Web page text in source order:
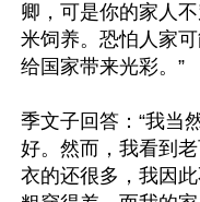
卿，可是你的家人
米饲养。恐怕人家
给国家带来光彩。”
季文子回答：“我当
好。然而，我看到
衣的还很多，我因